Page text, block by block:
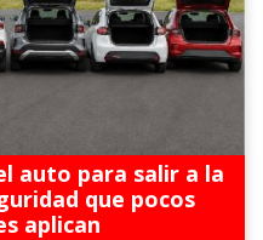
auto para salir a la
que pocos
aplican